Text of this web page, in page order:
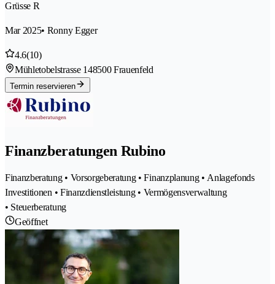
Grüsse R
Mar 2025• Ronny Egger
4.6(10)
Mühletobelstrasse 148500 Frauenfeld
Termin reservieren
Finanzberatungen Rubino
Finanzberatung • Vorsorgeberatung • Finanzplanung • Anlagefonds
Investitionen • Finanzdienstleistung • Vermögensverwaltung
• Steuerberatung
Geöffnet